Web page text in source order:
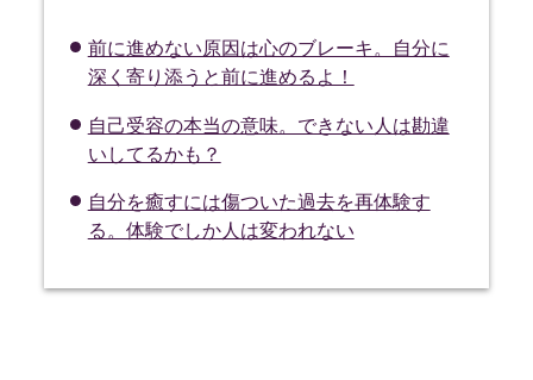
前に進めない原因は心のブレーキ。自分に
深く寄り添うと前に進めるよ！
自己受容の本当の意味。できない人は勘違
いしてるかも？
自分を癒すには傷ついた過去を再体験す
る。体験でしか人は変われない